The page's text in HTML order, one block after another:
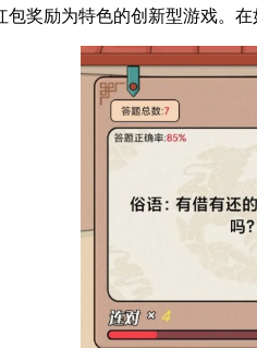
奖励为特色的创新型游戏。